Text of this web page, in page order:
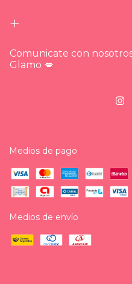
Comunicate con
Glamo 💋
Medios de pago
Medios de envío